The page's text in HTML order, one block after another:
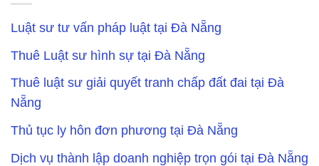
Luật sư tư vấn pháp luật tại Đà Nẵng
Thuê Luật sư hình sự tại Đà Nẵng
Thuê luật sư giải quyết tranh chấp đất đai tại Đà
Nẵng
Thủ tục ly hôn đơn phương tại Đà Nẵng
Dịch vụ thành lập doanh nghiệp trọn gói tại Đà Nẵng